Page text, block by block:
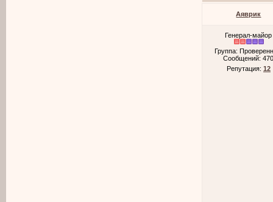
Аяврик
Генерал-майор
Группа:
Сообщений:
Репутация: 12